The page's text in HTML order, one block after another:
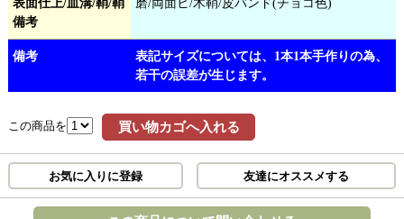
表面仕上/血溝/鞘/鞘
備考
磨/両面ヒ/木鞘/皮バンド(チョコ色)
備考
表記サイズについては、1本1本手作りの為、
若干の誤差が生じます。
この商品を 買い物カゴへ入れる
お気に入りに登録 友達にオススメする